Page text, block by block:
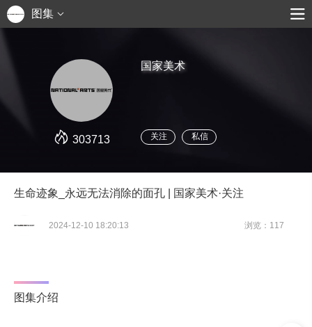
图集
303713
国家美术
关注 私信
生命迹象_永远无法消除的面孔 | 国家美术·关注
2024-12-10 18:20:13 浏览：117
图集介绍